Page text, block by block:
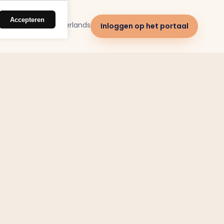
Nederlands Inloggen op het portaal
Accepteren